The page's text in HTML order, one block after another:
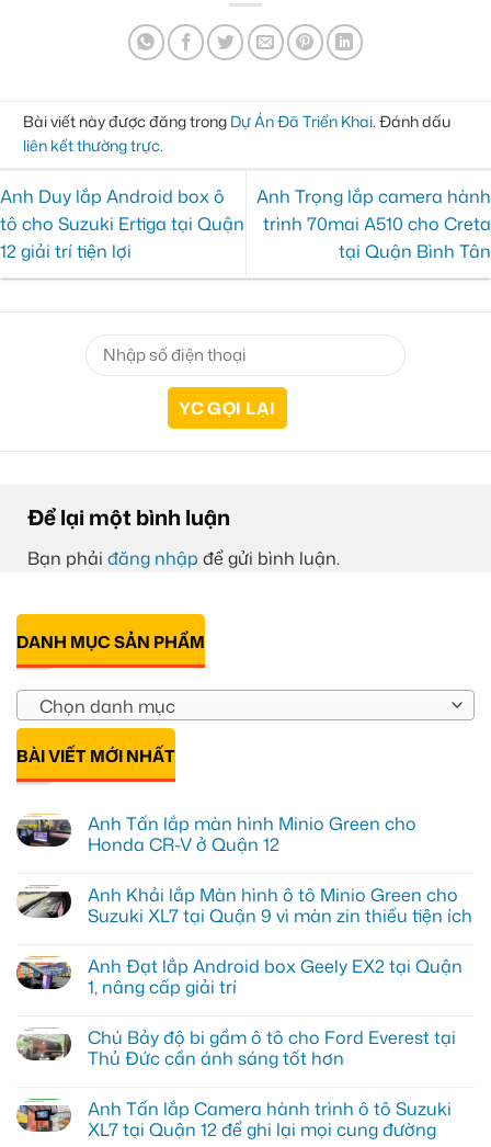
Bài viết này được đăng trong Dự Án Đã Triển Khai. Đánh dấu
liên kết thường trực.
Anh Duy lắp Android box ô
tô cho Suzuki Ertiga tại Quận
12 giải trí tiện lợi
Anh Trọng lắp camera hành
trình 70mai A510 cho Creta
tại Quận Bình Tân
Để lại một bình luận
Bạn phải đăng nhập để gửi bình luận.
DANH MỤC SẢN PHẨM
Chọn danh mục
BÀI VIẾT MỚI NHẤT
Anh Tấn lắp màn hình Minio Green cho
Honda CR-V ở Quận 12
bình
luận
ở
lắp
màn
hình
cho
Honda
CR-
Quận
12
Anh Khải lắp Màn hình ô tô Minio Green cho
Suzuki XL7 tại Quận 9 vì màn zin thiếu tiện ích
bình
luận
ở
lắp
Màn
hình
Minio
Green
cho
Anh Đạt lắp Android box Geely EX2 tại Quận
1, nâng cấp giải trí
bình
luận
ở
lắp
Android
box
Chú Bảy độ bi gầm ô tô cho Ford Everest tại
Thủ Đức cần ánh sáng tốt hơn
bình
luận
ở
Anh Tấn lắp Camera hành trình ô tô Suzuki
XL7 tại Quận 12 để ghi lại mọi cung đường